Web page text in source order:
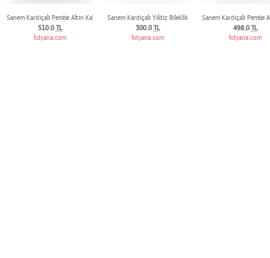
Sanem Kardıçalı Pembe Altın Kalp Bileklik
510.0 TL
lidyana.com
Sanem Kardıçalı Yıldız Bileklik
300.0 TL
lidyana.com
Sanem Kardıçalı
498.0 TL
lidyana.com